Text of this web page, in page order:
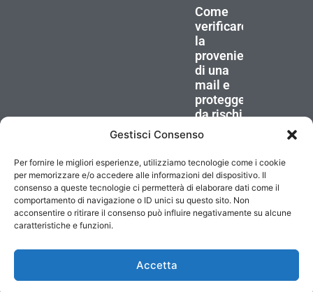
Gestisci Consenso
Per fornire le migliori esperienze, utilizziamo tecnologie come i cookie
per memorizzare e/o accedere alle informazioni del dispositivo. Il
consenso a queste tecnologie ci permetterà di elaborare dati come il
comportamento di navigazione o ID unici su questo sito. Non
acconsentire o ritirare il consenso può influire negativamente su alcune
caratteristiche e funzioni.
Accetta
Come
verificare
la
provenienza
di una
mail e
proteggersi
da rischi
2026
©1999-2026 Tunda IT Srl unipersonale – P.IVA/CF 08227280966 –
REA MI-2011101 – Cap. Soc. 10.000 € i.v
Tutti i marchi riportati appartengono ai rispettivi proprietari
Tutti i prezzi sono IVA esclusa